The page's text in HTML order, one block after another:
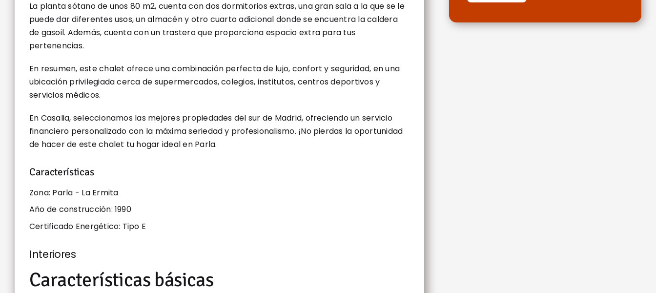
La planta sótano de unos 80 m2, cuenta con dos dormitorios extras, una gran sala a la que se le
puede dar diferentes usos, un almacén y otro cuarto adicional donde se encuentra la caldera
de gasoil. Además, cuenta con un trastero que proporciona espacio extra para tus
pertenencias.
En resumen, este chalet ofrece una combinación perfecta de lujo, confort y seguridad, en una
ubicación privilegiada cerca de supermercados, colegios, institutos, centros deportivos y
servicios médicos.
En Casalia, seleccionamos las mejores propiedades del sur de Madrid, ofreciendo un servicio
financiero personalizado con la máxima seriedad y profesionalismo. ¡No pierdas la oportunidad
de hacer de este chalet tu hogar ideal en Parla.
Características
Zona: Parla - La Ermita
Año de construcción: 1990
Certificado Energético: Tipo E
Interiores
Características básicas